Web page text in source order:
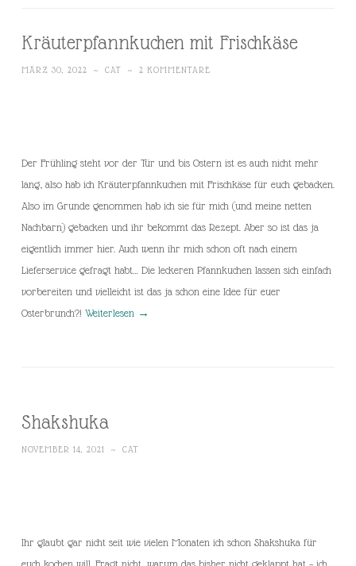
Kräuterpfannkuchen mit Frischkäse
MÄRZ 30, 2022 ~ CAT ~ 2 KOMMENTARE
Der Frühling steht vor der Tür und bis Ostern ist es auch nicht mehr
lang, also hab ich Kräuterpfannkuchen mit Frischkäse für euch gebacken.
Also im Grunde genommen hab ich sie für mich (und meine netten
Nachbarn) gebacken und ihr bekommt das Rezept. Aber so ist das ja
eigentlich immer hier. Auch wenn ihr mich schon oft nach einem
Lieferservice gefragt habt… Die leckeren Pfannkuchen lassen sich einfach
vorbereiten und vielleicht ist das ja schon eine Idee für euer
Osterbrunch?! Weiterlesen →
Shakshuka
NOVEMBER 14, 2021 ~ CAT
Ihr glaubt gar nicht seit wie vielen Monaten ich schon Shakshuka für